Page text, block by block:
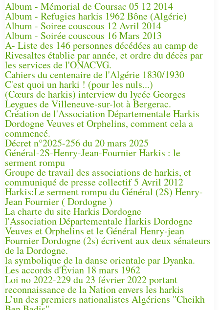
Album - Mémorial de Coursac 05 12 2014
Album - Refugies harkis 1962 Bône (Algérie)
Album - Soiree couscous 12 Avril 2014
Album - Soirée couscous 16 Mars 2013
A- Liste des 146 personnes décédées au camp de
Rivesaltes établie par année, et ordre du décès par
les services de l'ONACVG.
Cahiers du centenaire de l'Algérie 1830/1930
C'est quoi un harki ! (pour les nuls...)
(Cœurs de harkis) interview du lycée Georges
Leygues de Villeneuve-sur-lot à Bergerac.
Création de l'Association Départementale Harkis
Dordogne Veuves et Orphelins, comment cela a
commencé.
Décret n°2025-256 du 20 mars 2025
Général-2S-Henry-Jean-Fournier Harkis : le
serment rompu
Groupe de travail des associations de harkis, et
communiqué de presse collectif 5 Avril 2012
Harkis:Le serment rompu du Général (2S) Henry-
Jean Fournier ( Dordogne )
La charte du site Harkis Dordogne
l'Association Départementale Harkis Dordogne
Veuves et Orphelins et le Général Henry-jean
Fournier Dordogne (2s) écrivent aux deux sénateurs
de la Dordogne.
la symbolique de la danse orientale par Dyanka.
Les accords d'Évian 18 mars 1962
Loi no 2022-229 du 23 février 2022 portant
reconnaissance de la Nation envers les harkis
L’un des premiers nationalistes Algériens "Cheikh